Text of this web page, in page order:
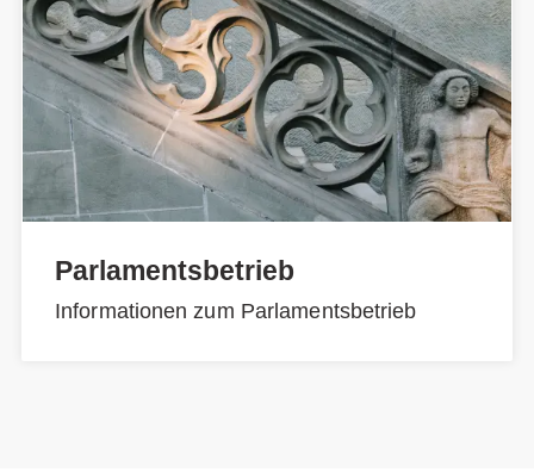
Parlamentsbetrieb
Informationen zum Parlamentsbetrieb